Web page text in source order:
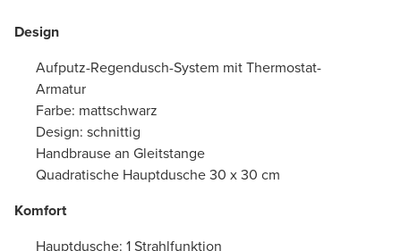
Design
Aufputz-Regendusch-System mit Thermostat-
Armatur
Farbe: mattschwarz
Design: schnittig
Handbrause an Gleitstange
Quadratische Hauptdusche 30 x 30 cm
Komfort
Hauptdusche: 1 Strahlfunktion